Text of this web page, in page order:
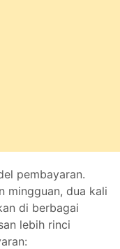
pembayaran.
mingguan, dua kali
di berbagai
lebih rinci